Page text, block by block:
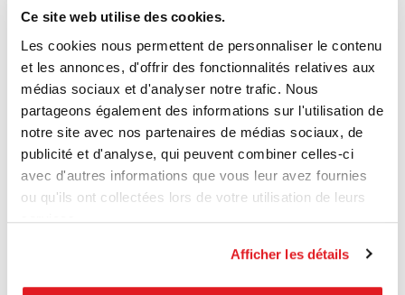
Ce site web utilise des cookies.
Les cookies nous permettent de personnaliser le contenu
et les annonces, d'offrir des fonctionnalités relatives aux
médias sociaux et d'analyser notre trafic. Nous
partageons également des informations sur l'utilisation de
notre site avec nos partenaires de médias sociaux, de
publicité et d'analyse, qui peuvent combiner celles-ci
avec d'autres informations que vous leur avez fournies
ou qu'ils ont collectées lors de votre utilisation de leurs
services.
Afficher les détails
Technologie avancée avec
confidentialité accrue
Les cabines Framery optimisent l'acoustique
vocale et assurent la confidentialité des
données grâce à la collecte chiffrée.